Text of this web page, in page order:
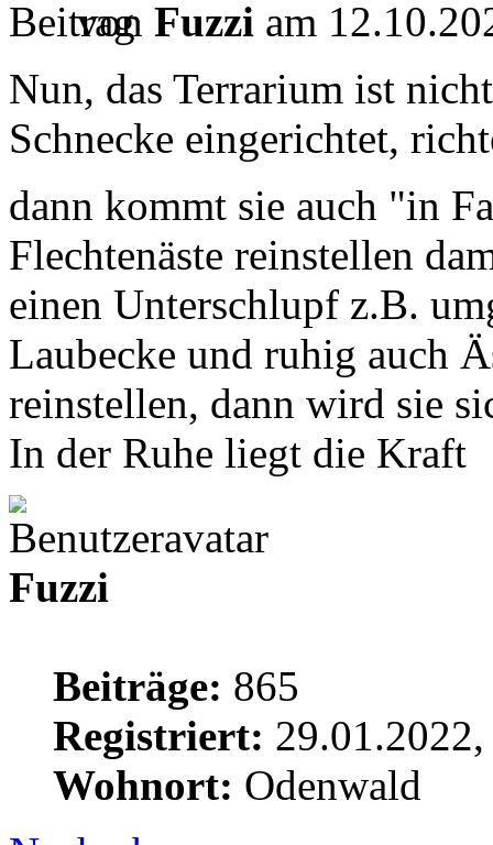
von Fuzzi am
Nun, das Terrarium ist
Schnecke eingerichtet,
dann kommt sie auch "in
Flechtenäste reinstellen
einen Unterschlupf z.B.
Laubecke und ruhig auch
reinstellen, dann wird sie
In der Ruhe liegt die Kraft
Fuzzi
Beiträge: 865
Registriert:
Wohnort: Odenwald